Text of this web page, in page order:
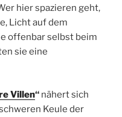
hier spazieren geht,
Licht auf dem
offenbar selbst beim
sie eine
Villen“ nähert sich
Keule der